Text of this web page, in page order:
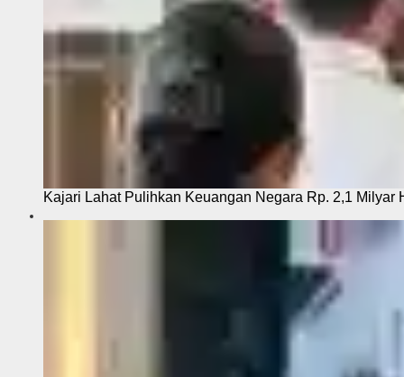
Kajari Lahat Pulihkan Keuangan Negara Rp. 2,1 Milyar